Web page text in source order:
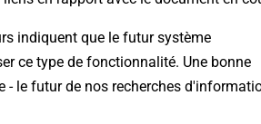
indiquent que le futur système
ce type de fonctionnalité. Une bonne
- le futur de nos recherches